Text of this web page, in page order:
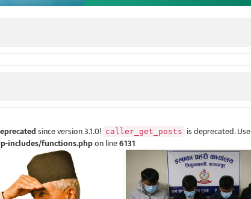
since version 3.1.0! caller_get_posts is deprecated. Use
includes/functions.phpon line6131